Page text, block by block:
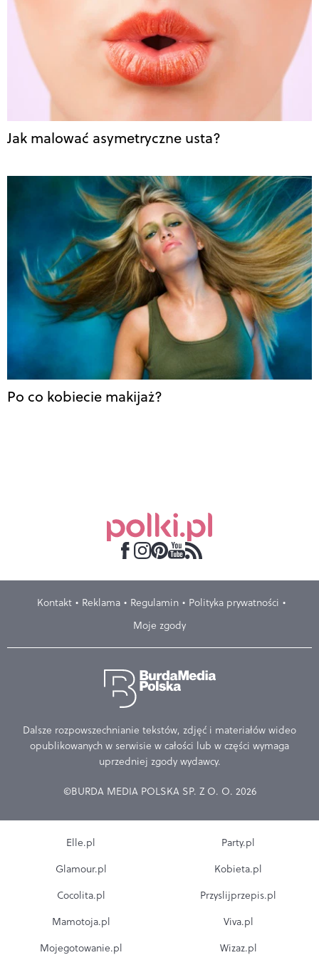
Jak malować asymetryczne usta?
Po co kobiecie makijaż?
Kontakt Reklama Regulamin
Polityka prywatności
Moje zgody
Dalsze rozpowszechnianie tekstów, zdjęć i materiałów wideo
opublikowanych w serwisie w całości lub w części wymaga
uprzedniej zgody wydawcy.
©BURDA MEDIA POLSKA SP. Z O. O. 2026
Elle.pl
Glamour.pl
Cocolita.pl
Mamotoja.pl
Mojegotowanie.pl
Party.pl
Kobieta.pl
Przyslijprzepis.pl
Viva.pl
Wizaz.pl